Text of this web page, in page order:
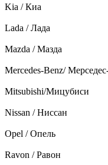
Kia / Киа
Lada / Лада
Mazda / Мазда
Mercedes-Benz/
Mitsubishi/Мицубиси
Nissan / Ниссан
Opel / Опель
Ravon / Равон